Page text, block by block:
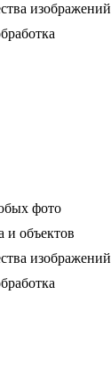
изображений
фото
и объектов
изображений